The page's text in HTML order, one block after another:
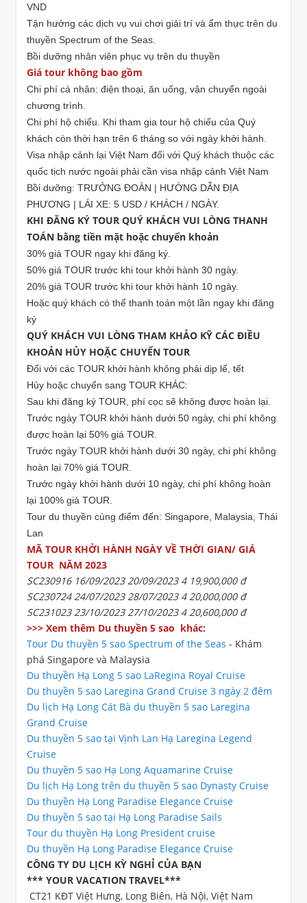
VND
Tận hưởng các dịch vụ vui chơi giải trí và ẩm thực trên du
thuyền Spectrum of the Seas.
Bồi dưỡng nhân viên phục vụ trên du thuyền
Giá tour không bao gồm
Chi phí cá nhân: điện thoại, ăn uống, vận chuyển ngoài
chương trình.
Chi phí hộ chiếu. Khi tham gia tour hộ chiếu của Quý
khách còn thời hạn trên 6 tháng so với ngày khởi hành.
Visa nhập cảnh lại Việt Nam đối với Quý khách thuộc các
quốc tịch nước ngoài phải cần visa nhập cảnh Việt Nam
Bồi dưỡng: TRƯỞNG ĐOÀN | HƯỚNG DẪN ĐỊA
PHƯƠNG | LÁI XE: 5 USD / KHÁCH / NGÀY.
KHI ĐĂNG KÝ TOUR QUÝ KHÁCH VUI LÒNG THANH
TOÁN bằng tiền mặt hoặc chuyển khoản
30% giá TOUR ngay khi đăng ký.
50% giá TOUR trước khi tour khởi hành 30 ngày.
20% giá TOUR trước khi tour khởi hành 10 ngày.
Hoặc quý khách có thể thanh toán một lần ngay khi đăng
ký
QUÝ KHÁCH VUI LÒNG THAM KHẢO KỸ CÁC ĐIỀU
KHOẢN HỦY HOẶC CHUYỂN TOUR
Đối với các TOUR khởi hành không phải dịp lể, tết
Hủy hoặc chuyển sang TOUR KHÁC:
Sau khi đăng ký TOUR, phí cọc sẽ không được hoàn lại.
Trước ngày TOUR khởi hành dưới 50 ngày, chi phí không
được hoàn lại 50% giá TOUR.
Trước ngày TOUR khởi hành dưới 30 ngày, chi phí không
hoàn lại 70% giá TOUR.
Trước ngày khởi hành dưới 10 ngày, chi phí không hoàn
lại 100% giá TOUR.
Tour du thuyền cùng điểm đến: Singapore, Malaysia, Thái
Lan
MÃ TOUR KHỞI HÀNH NGÀY VỀ THỜI GIAN/ GIÁ
TOUR NĂM 2023
SC230916 16/09/2023 20/09/2023 4 19,900,000 đ
SC230724 24/07/2023 28/07/2023 4 20,000,000 đ
SC231023 23/10/2023 27/10/2023 4 20,600,000 đ
>>> Xem thêm Du thuyền 5 sao khác:
Tour Du thuyền 5 sao Spectrum of the Seas - Khám
phá Singapore và Malaysia
Du thuyền Hạ Long 5 sao LaRegina Royal Cruise
Du thuyền 5 sao Laregina Grand Cruise 3 ngày 2 đêm
Du lịch Hạ Long Cát Bà du thuyền 5 sao Laregina
Grand Cruise
Du thuyền 5 sao tại Vịnh Lan Hạ Laregina Legend
Cruise
Du thuyền 5 sao Hạ Long Aquamarine Cruise
Du lịch Hạ Long trên du thuyền 5 sao Dynasty Cruise
Du thuyền Hạ Long Paradise Elegance Cruise
Du thuyền 5 sao tại Hạ Long Paradise Sails
Tour du thuyền Hạ Long President cruise
Du thuyền Hạ Long Paradise Elegance Cruise
CÔNG TY DU LỊCH KỲ NGHỈ CỦA BẠN
*** YOUR VACATION TRAVEL***
CT21 KĐT Việt Hưng, Long Biên, Hà Nội, Việt Nam